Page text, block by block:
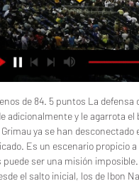
(Sábado, 18:00) El Baxi Manresa procurará este sábado (18:00 horas) en el Martín Carpena dar la sorpresa frente al Unicaja Málaga, que amontona 7 victorias sucesivas en la Liga Endesa. 

Nottingham - Everton (Sábado, 18:30) Nottingham Forest y Everton se encaran mañana, desde las 18:30, en el estadio City Ground. El partido corresponde a la data 14 del campeonato Inglaterra - Premier League 2023-2024. Girona - Andorra (Sábado, 20:45) El MoraBanc Andorra, con 4 derrotas sucesivas, precisa romper el sábado (20. 45 horas) la activa negativa sino más bien desea acrecentar la ansiedad. Tenerife - Obradoiro (Sábado, 20:45) Bien harían los apasionados que el sábado asistan al Santiago Martín en no fijar plan alguno a una hora específica para tras el choque entre el Lenovo Tenerife y el Obradoiro. TIROALPALO. ORG - DirectoGirona - Valencia (Sábado, 14:00) Como una parte de la Jornada 15 de LaLiga EA Sports 2023-2024, el Girona y el Valencia se encararán en el Estadio Municipal de Montilivi el próximo día sábado. 

Apuestas y pronóstico Unicaja – Basquet Manresa Últimos resultados Unicaja – Basquet Manresa EQUIPOSGEPpuntos Unicaja Basquet Manresa3291-91Ganados-Empatados-Perdidos Historial reciente Unicaja – Basquet Manresa Datos claves para tus apuestas y pronóstico Unicaja – Basquet Manresa El Unicaja Málaga ha logrado anotar 87 puntos o más en cuatro de los últimos cinco partidos que ha jugado en su cancha en la Liga Endesa. 

Barcelona vs Unicaja en los Playoffs ACB: fecha, hora, canal, TV y dónde ver online las semifinales de la Liga Endesa | DAZN News ESBarcelona y Unicaja se miden en la serie de semifinales de los playoffs de la ACB 2022/2023. Los blaugranas, con factor cancha a favor tras ser primeros en la fase regular, vencieron 2-0 al Valencia Basket en cuartos. Por su parte, los malagueños también se impusieron por la vía rápida, eliminando al Lenovo Tenerife. En este artículo te vamos a contar cómo ver online y en HD el partido entre Barcelona y Unicaja. Lee más | Todos los campeones de la ACB Unicaja vs Barcelona: fecha, hora y dónde se juegan los partidos (Getty Images) Las semifinales de la ACB entre Unicaja vs Barcelona se juegan al mejor de cinco y tienen este calendario: Partido 1: Barcelona 84-81 Unicaja Partido 2: Barcelona 79-88 Unicaja Partido 3: Unicaja vs Barcelona, en el José María Martín Carpena el domingo 11 de junio a las 18:30 Partido 4 (si fuera necesario): Unicaja vs Barcelona, en el José María Martín Carpena el martes 13 de junio a las 21:00 Partido 5 (si fuera necesario): Barcelona vs Unicaja, en el Palau Blaugrana el jueves 15 de junio a las 22:00. 

Al inicio del segundo cuarto la tónica fue muy similar, y los locales llegaron a gozar de hasta 23 puntos de renta (42-19). En los diez últimos minutos los visitantes consiguieron situarse a sólo cinco puntos (71-66) pese al desacierto desde el tiro libre, pero a continuación apareció la figura del exmanresano Chima Moneke, que lideró unos vascos muy acertados hacia la victoria, pese a los triples finales de Travanté y Dani García. 

Real Madrid - Granada (Sábado, 18:30) Prosigue la plaga de lesiones en el Real Madrid y en consecuencia asimismo lo hacen las convocatorias cortas en las que aparecen una nómina infrecuente de canteranos blancos que asisten a la llamada de Ancelotti para asistir al equipo.